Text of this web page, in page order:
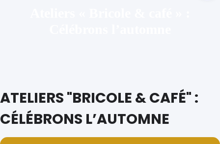
ATELIERS "BRICOLE & CAFÉ" :
CÉLÉBRONS L’AUTOMNE